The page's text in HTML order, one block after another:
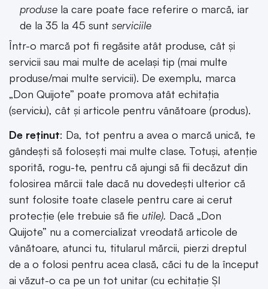
produse la care poate face referire o marcă, iar
de la 35 la 45 sunt serviciile
Într-o marcă pot fi regăsite atât produse, cât și
servicii sau mai multe de același tip (mai multe
produse/mai multe servicii). De exemplu, marca
„Don Quijote” poate promova atât echitația
(serviciu), cât și articole pentru vânătoare (produs).
De reținut: Da, tot pentru a avea o marcă unică, te
gândești să folosești mai multe clase. Totuși, atenție
sporită, rogu-te, pentru că ajungi să fii decăzut din
folosirea mărcii tale dacă nu dovedești ulterior că
sunt folosite toate clasele pentru care ai cerut
protecție (ele trebuie să fie utile). Dacă „Don
Quijote” nu a comercializat vreodată articole de
vânătoare, atunci tu, titularul mărcii, pierzi dreptul
de a o folosi pentru acea clasă, căci tu de la început
ai văzut-o ca pe un tot unitar (cu echitație ȘI